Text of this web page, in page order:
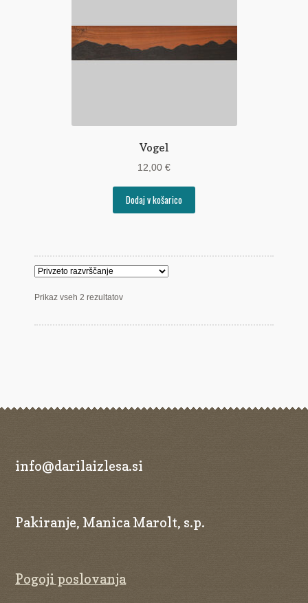
Vogel
12,00 €
Dodaj v košarico
Prikaz vseh 2 rezultatov
info@darilaizlesa.si
Pakiranje, Manica Marolt, s.p.
Pogoji poslovanja